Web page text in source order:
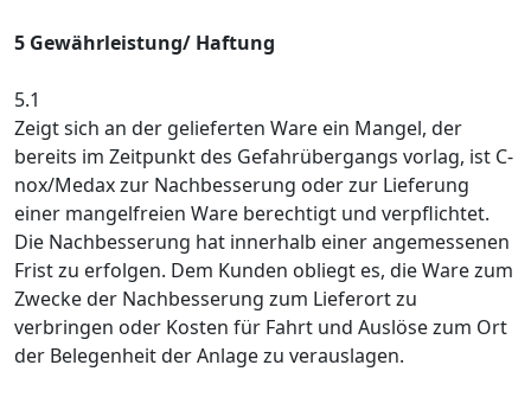
5 Gewährleistung/ Haftung
5.1
Zeigt sich an der gelieferten Ware ein Mangel, der
bereits im Zeitpunkt des Gefahrübergangs vorlag, ist C-
nox/Medax zur Nachbesserung oder zur Lieferung
einer mangelfreien Ware berechtigt und verpflichtet.
Die Nachbesserung hat innerhalb einer angemessenen
Frist zu erfolgen. Dem Kunden obliegt es, die Ware zum
Zwecke der Nachbesserung zum Lieferort zu
verbringen oder Kosten für Fahrt und Auslöse zum Ort
der Belegenheit der Anlage zu verauslagen.